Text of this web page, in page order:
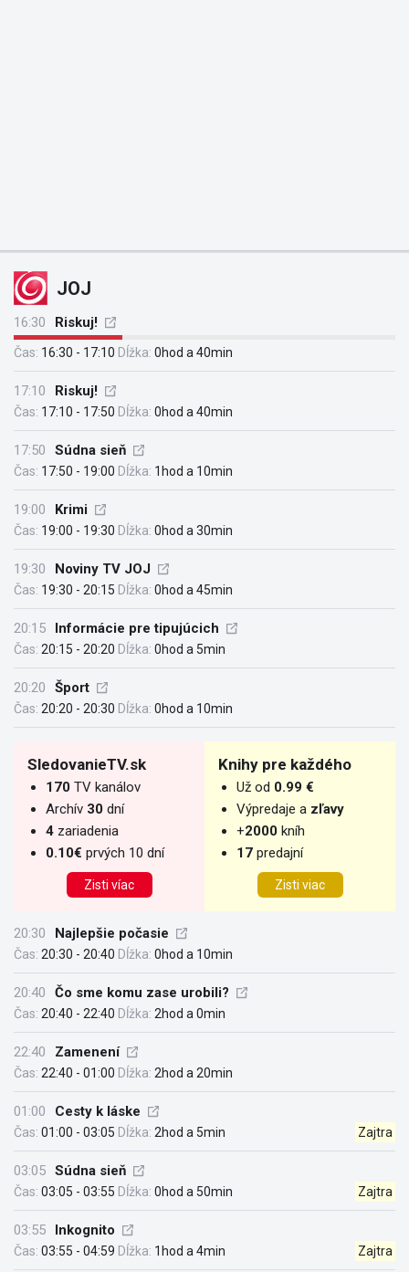
JOJ
16:30 Riskuj!
Čas: 16:30 - 17:10 Dĺžka: 0hod a 40min
17:10 Riskuj!
Čas: 17:10 - 17:50 Dĺžka: 0hod a 40min
17:50 Súdna sieň
Čas: 17:50 - 19:00 Dĺžka: 1hod a 10min
19:00 Krimi
Čas: 19:00 - 19:30 Dĺžka: 0hod a 30min
19:30 Noviny TV JOJ
Čas: 19:30 - 20:15 Dĺžka: 0hod a 45min
20:15 Informácie pre tipujúcich
Čas: 20:15 - 20:20 Dĺžka: 0hod a 5min
20:20 Šport
Čas: 20:20 - 20:30 Dĺžka: 0hod a 10min
SledovanieTV.sk
170 TV kanálov
Archív 30 dní
4 zariadenia
0.10€ prvých 10 dní
Zisti víac
Knihy pre každého
Už od 0.99 €
Výpredaje a zľavy
+2000 kníh
17 predajní
Zisti viac
20:30 Najlepšie počasie
Čas: 20:30 - 20:40 Dĺžka: 0hod a 10min
20:40 Čo sme komu zase urobili?
Čas: 20:40 - 22:40 Dĺžka: 2hod a 0min
22:40 Zamenení
Čas: 22:40 - 01:00 Dĺžka: 2hod a 20min
01:00 Cesty k láske
Čas: 01:00 - 03:05 Dĺžka: 2hod a 5min Zajtra
03:05 Súdna sieň
Čas: 03:05 - 03:55 Dĺžka: 0hod a 50min Zajtra
03:55 Inkognito
Čas: 03:55 - 04:59 Dĺžka: 1hod a 4min Zajtra